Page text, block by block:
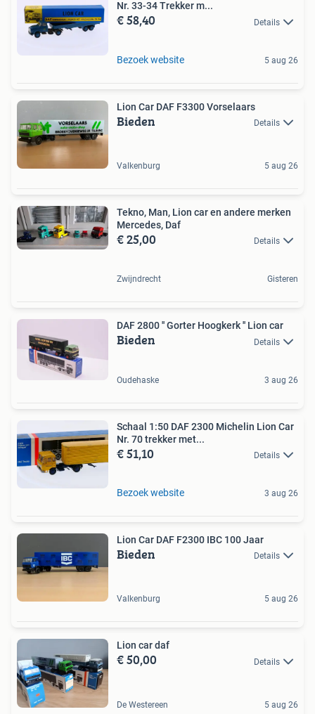
Nr. 33-34 Trekker m...
€ 58,40 Details
Bezoek website 5 aug 26
Lion Car DAF F3300 Vorselaars
Bieden Details
Valkenburg 5 aug 26
Tekno, Man, Lion car en andere merken
Mercedes, Daf
€ 25,00 Details
Zwijndrecht Gisteren
DAF 2800 '' Gorter Hoogkerk '' Lion car
Bieden Details
Oudehaske 3 aug 26
Schaal 1:50 DAF 2300 Michelin Lion Car
Nr. 70 trekker met...
€ 51,10 Details
Bezoek website 3 aug 26
Lion Car DAF F2300 IBC 100 Jaar
Bieden Details
Valkenburg 5 aug 26
Lion car daf
€ 50,00 Details
De Westereen 5 aug 26